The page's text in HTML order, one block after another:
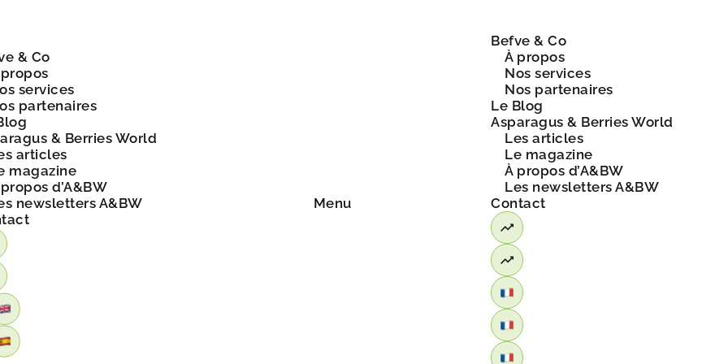
& Co
services
partenaires
& Berries World
articles
magazine
d’A&BW
newsletters A&BW
Menu
Befve & Co
À propos
Nos services
Nos partenaires
Le Blog
Asparagus & Berries World
Les articles
Le magazine
À propos d’A&BW
Les newsletters A&BW
Contact